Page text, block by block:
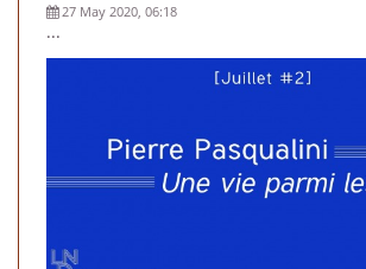
27 May 2020, 06:18
...